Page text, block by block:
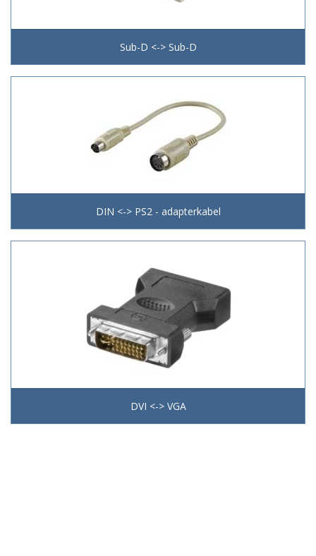
Sub-D <-> Sub-D
DIN <-> PS2 - adapterkabel
DVI <-> VGA